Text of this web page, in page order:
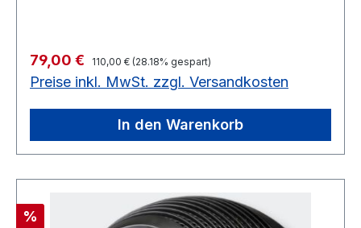
Entlastung für jeden Geldbeutel. Ein
Rechenbeispiel:5 Watt weniger Verbrauch
Strompreis kennen Sie.Modell CTF-
7000Abmessungen (mm) 307 x 229 x
~50HzLeistungsaufnahme in Watt 50Förderhöhe
max. in m / Druck 4.6Fördermenge (max.) in l/h
7.000Schlauchanschluß Ø / Zoll 25 / 33 / 38 mm
Verkaufspreis:
79,00 € Regulärer Preis:
110,00 € (28.18% gespart)
Preise inkl. MwSt. zzgl. Versandkosten
In den Warenkorb
Rabatt
%